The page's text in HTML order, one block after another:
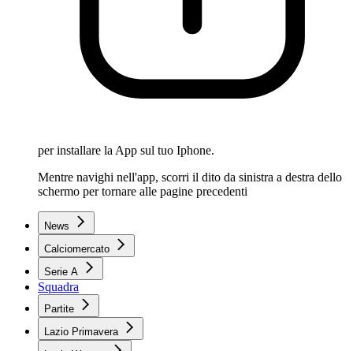
per installare la App sul tuo Iphone.
Mentre navighi nell'app, scorri il dito da sinistra a destra dello
schermo per tornare alle pagine precedenti
News
Calciomercato
Serie A
Squadra
Partite
Lazio Primavera